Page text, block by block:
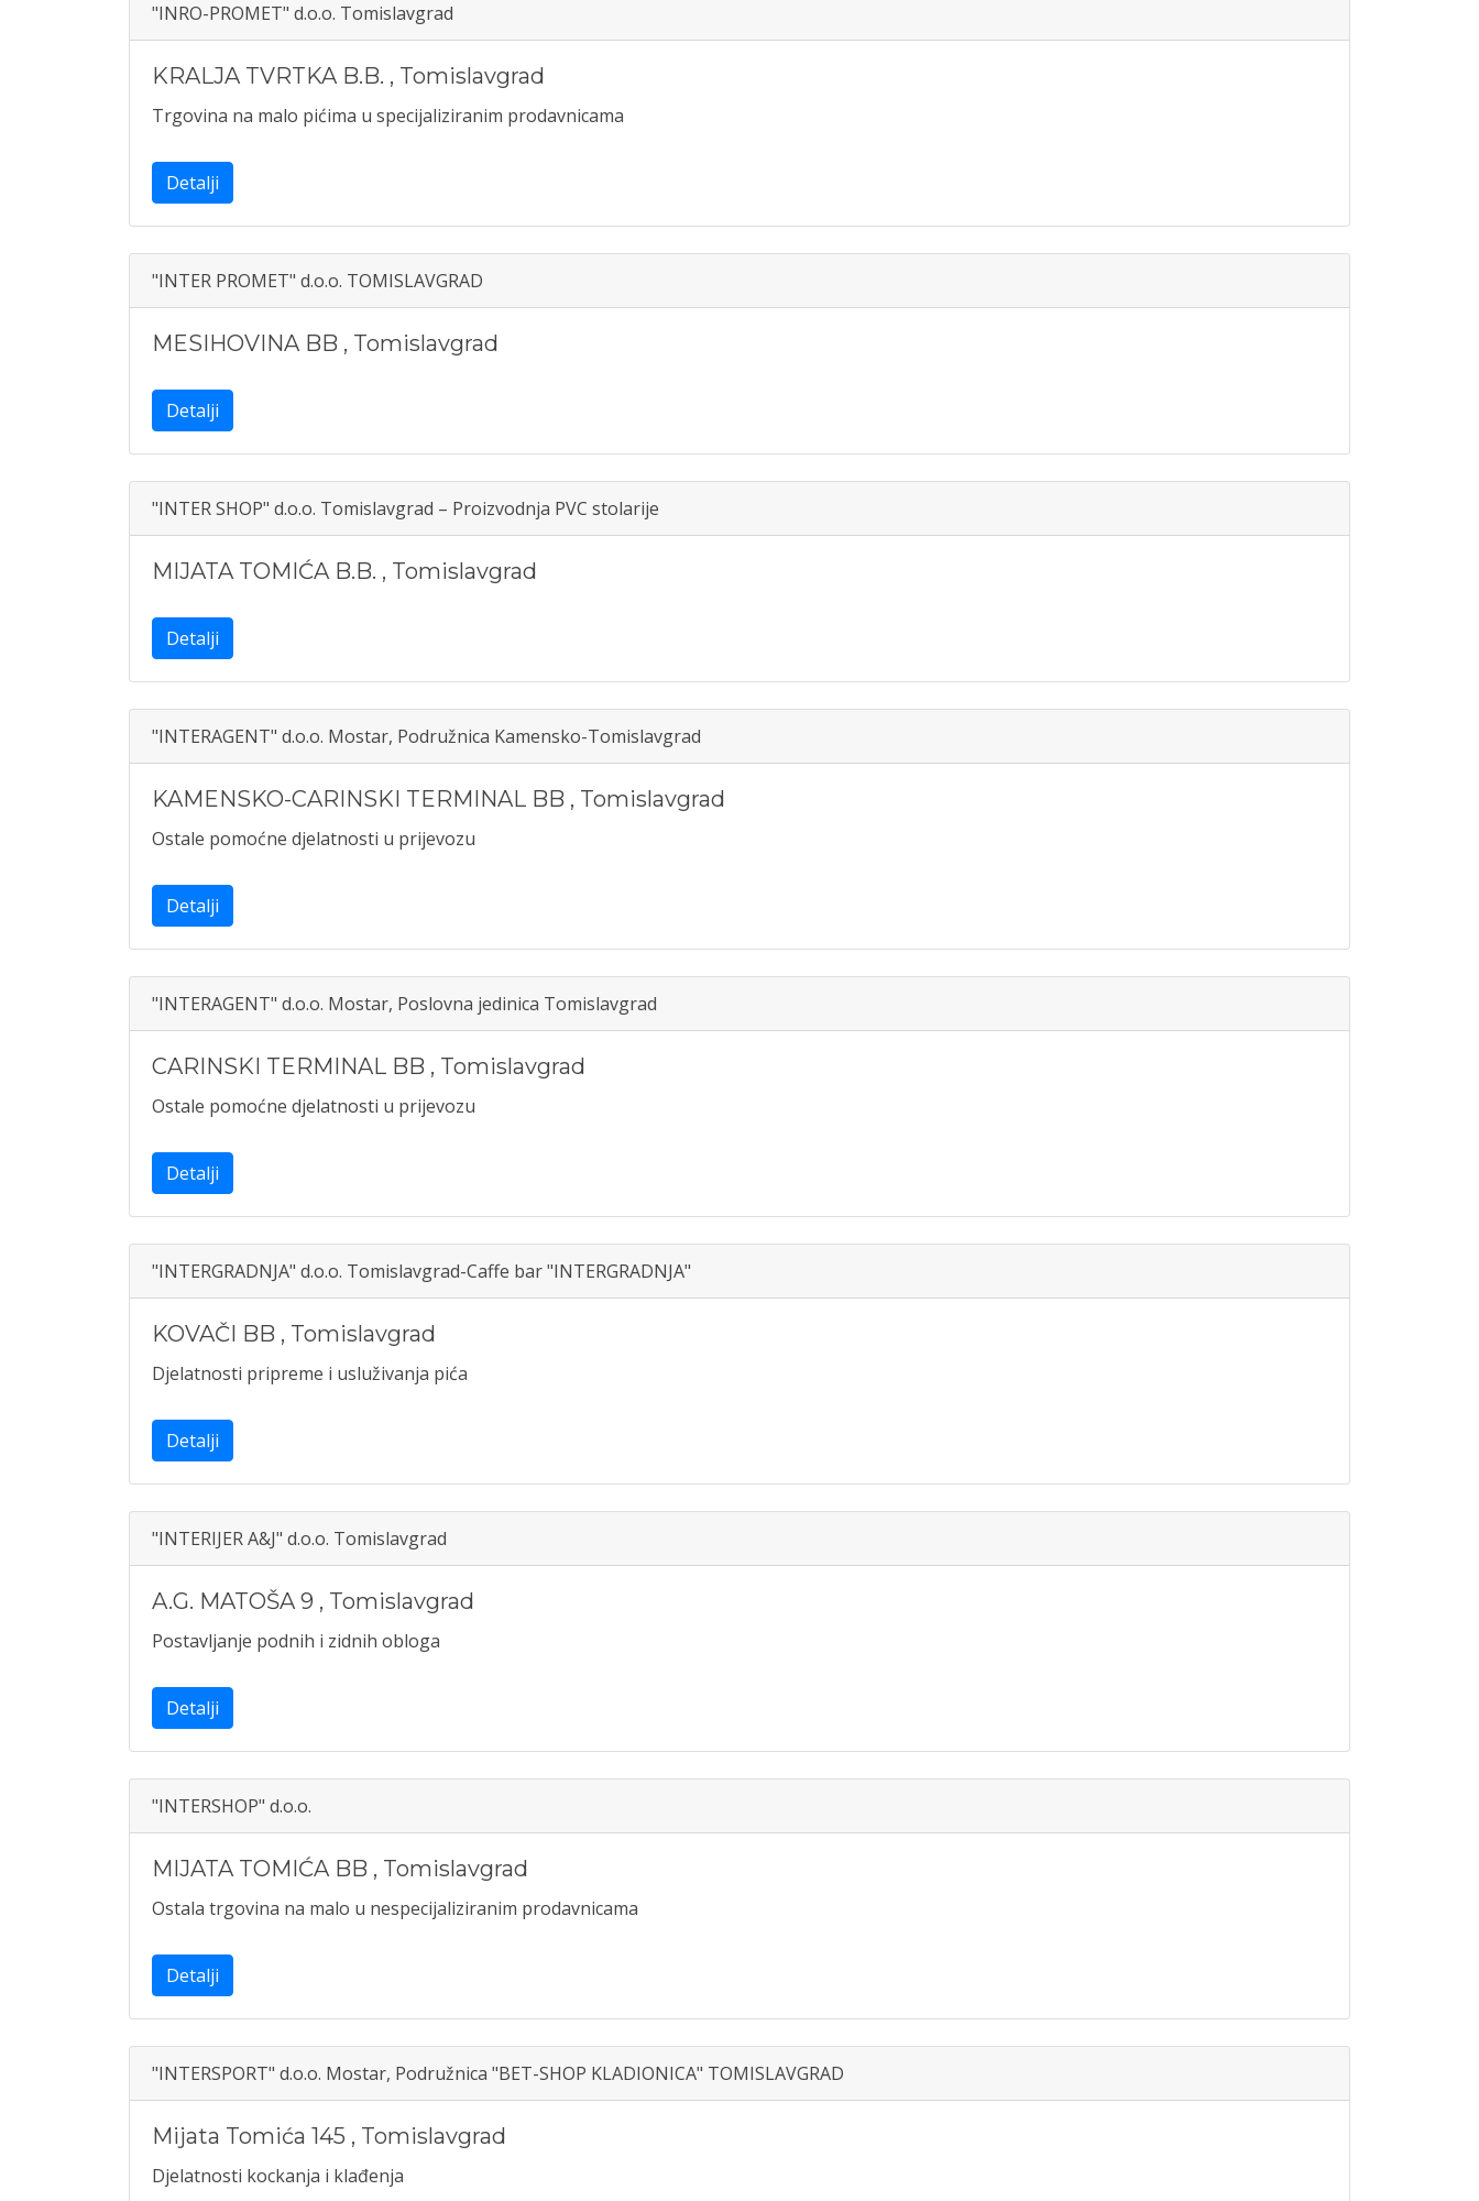
"INRO-PROMET" d.o.o. Tomislavgrad
KRALJA TVRTKA B.B. , Tomislavgrad
Trgovina na malo pićima u specijaliziranim prodavnicama
Detalji
"INTER PROMET" d.o.o. TOMISLAVGRAD
MESIHOVINA BB , Tomislavgrad
Detalji
"INTER SHOP" d.o.o. Tomislavgrad – Proizvodnja PVC stolarije
MIJATA TOMIĆA B.B. , Tomislavgrad
Detalji
"INTERAGENT" d.o.o. Mostar, Podružnica Kamensko-Tomislavgrad
KAMENSKO-CARINSKI TERMINAL BB , Tomislavgrad
Ostale pomoćne djelatnosti u prijevozu
Detalji
"INTERAGENT" d.o.o. Mostar, Poslovna jedinica Tomislavgrad
CARINSKI TERMINAL BB , Tomislavgrad
Ostale pomoćne djelatnosti u prijevozu
Detalji
"INTERGRADNJA" d.o.o. Tomislavgrad-Caffe bar "INTERGRADNJA"
KOVAČI BB , Tomislavgrad
Djelatnosti pripreme i usluživanja pića
Detalji
"INTERIJER A&J" d.o.o. Tomislavgrad
A.G. MATOŠA 9 , Tomislavgrad
Postavljanje podnih i zidnih obloga
Detalji
"INTERSHOP" d.o.o.
MIJATA TOMIĆA BB , Tomislavgrad
Ostala trgovina na malo u nespecijaliziranim prodavnicama
Detalji
"INTERSPORT" d.o.o. Mostar, Podružnica "BET-SHOP KLADIONICA" TOMISLAVGRAD
Mijata Tomića 145 , Tomislavgrad
Djelatnosti kockanja i klađenja